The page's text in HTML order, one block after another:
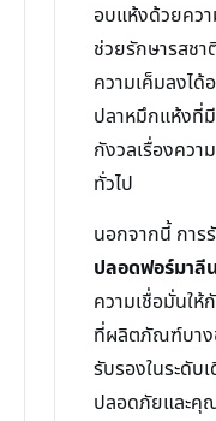
อบแห้งด้วยคว
ช่วยรักษารสช
ความเค็มลงได้
ปลาหมึกแห้งที่
กังวลเรื่องคว
ทั่วไป
นอกจากนี้ การ
ปลอดฟอร์มาลี
ความเชื่อมั่นใ
ที่ผลิตภัณฑ์บาง
รับรองในระดับ
ปลอดภัยและคุ